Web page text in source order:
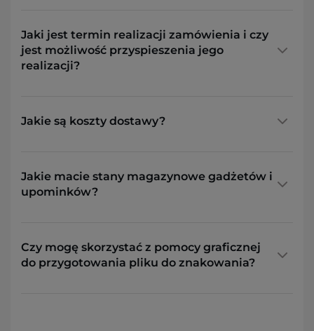
Jaki jest termin realizacji zamówienia i czy
jest możliwość przyspieszenia jego
realizacji?
Jakie są koszty dostawy?
Jakie macie stany magazynowe gadżetów i
upominków?
Czy mogę skorzystać z pomocy graficznej
do przygotowania pliku do znakowania?